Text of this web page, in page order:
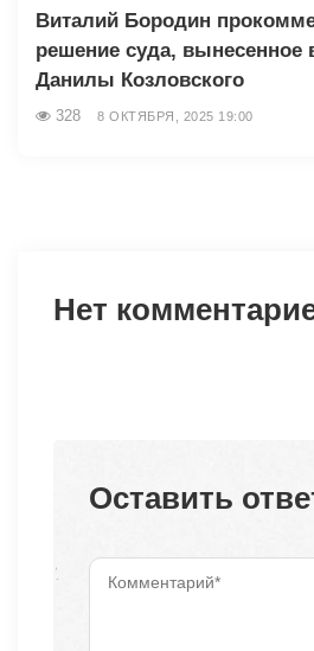
Виталий Бородин
решение суда, вынесенное
Данилы Козловского
328 8 ОКТЯБРЯ, 2025 19:00
Нет
Оставить